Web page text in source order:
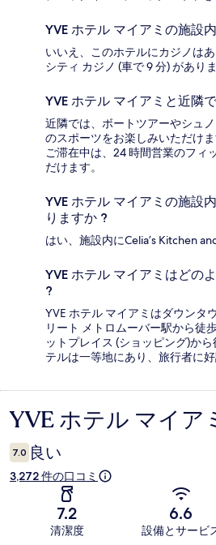
YVE ホテル マイアミの施設
いいえ、このホテルにカジノは
シティ カジノ (車で 9 分) がありま
YVE ホテル マイアミと近隣
近隣では、ボートツアーやシュ
のスポーツをお楽しみいただけ
ご滞在中は、24 時間営業のフィ
だけます。
YVE ホテル マイアミの施設
りますか ?
はい、施設内にCelia’s Kitchen
YVE ホテル マイアミはどの
?
YVE ホテル マイアミはダウンタ
リート メトロムーバー駅から徒
ットプレイス (ショッピング)か
テルは一等地にあり、旅行者に好
口
コ
ミ
YVE ホテル マイア
7.0 良い
3,272 件の口コミ
7.2
清潔度
6.6
設備とサービ